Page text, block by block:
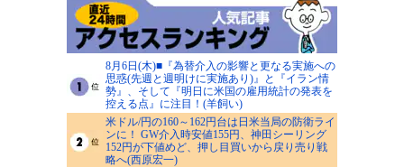
8月6日(木)■『為替介入の影響と更なる実施への
思惑(先週と週明けに実施あり)』と『イラン情
勢』、そして『明日に米国の雇用統計の発表を
控える点』に注目！(羊飼い)
米ドル/円の160～162円台は日米当局の防衛ライ
ンに！ GW介入時安値155円、神田シーリング
152円が下値めど、押し目買いから戻り売り戦
略へ(西原宏一)